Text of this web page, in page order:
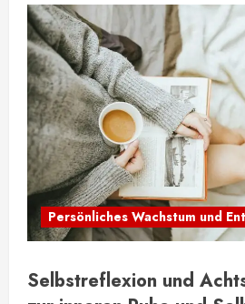
Persönliches Wachstum und
Selbstreflexion und